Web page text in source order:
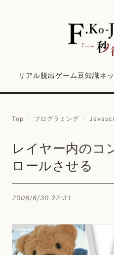
リアル脱出ゲーム豆知識ネ
Top / プログラミング /
レイヤー内のコ
ロールさせる
2006/6/30 22:31